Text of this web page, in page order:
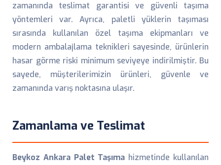
zamanında teslimat garantisi ve güvenli taşıma
yöntemleri var. Ayrıca, paletli yüklerin taşıması
sırasında kullanılan özel taşıma ekipmanları ve
modern ambalajlama teknikleri sayesinde, ürünlerin
hasar görme riski minimum seviyeye indirilmiştir. Bu
sayede, müşterilerimizin ürünleri, güvenle ve
zamanında varış noktasına ulaşır.
Zamanlama ve Teslimat
Beykoz Ankara Palet Taşıma hizmetinde kullanılan